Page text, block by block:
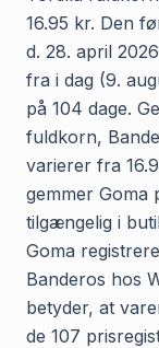
16.95 kr. Den
d. 28. april
fra i dag (9.
på 104 dage.
fuldkorn,
varierer fra
gemmer Goma
tilgængelig i
Goma
Banderos hos
betyder, at
de 107